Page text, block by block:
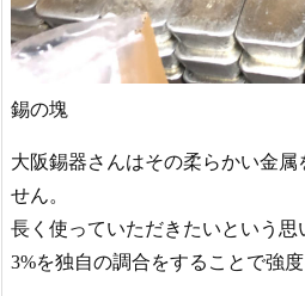
錫の塊
大阪錫器さんはその柔らかい金属
せん。
長く使っていただきたいという思
3%を独自の調合をすることで強度